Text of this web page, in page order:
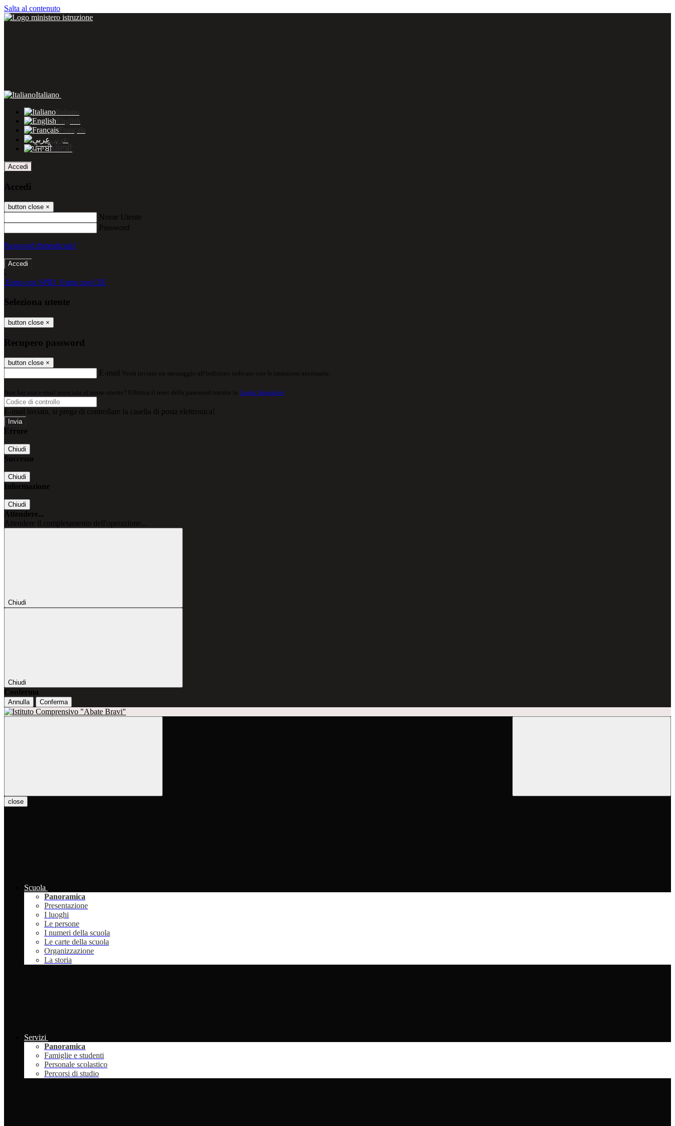
Salta al contenuto
Italiano
Italiano
English
Français
عربى
ਪੰਜਾਬੀ
Accedi
Accedi
button close ×
Nome Utente
Password
Password dimenticata?
-
Entra con SPID Entra con CIE
Seleziona utente
button close ×
Recupero password
button close ×
E-mail Verrà inviato un messaggio all'indirizzo indicato con le istruzioni necessarie.
Non hai una e-mail associata al nome utente? Effettua il reset della password tramite la Login Spaggiari
E-mail inviata, si prega di controllare la casella di posta elettronica!
Errore
Chiudi
Successo
Chiudi
Informazione
Chiudi
Attendere...
Attendere il completamento dell'operazione...
Chiudi
Chiudi
Conferma
Annulla Conferma
close
Scuola
Panoramica
Presentazione
I luoghi
Le persone
I numeri della scuola
Le carte della scuola
Organizzazione
La storia
Servizi
Panoramica
Famiglie e studenti
Personale scolastico
Percorsi di studio